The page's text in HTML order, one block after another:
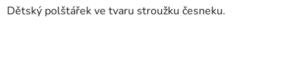
Dětský polštářek ve tvaru stroužku česneku.